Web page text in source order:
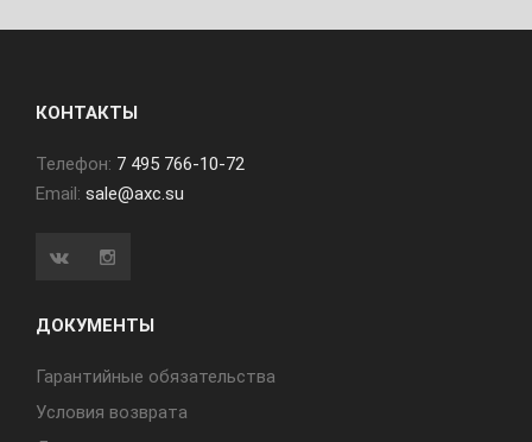
КОНТАКТЫ
Телефон: 7 495 766-10-72
Email: sale@axc.su
ДОКУМЕНТЫ
Гарантийные обязательства
Условия возврата